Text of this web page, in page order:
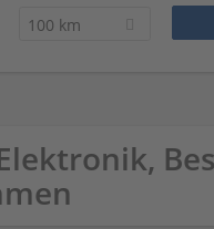
100 km